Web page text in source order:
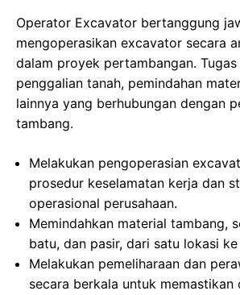
Operator Excavator bertanggung
mengoperasikan excavator secara
dalam proyek pertambangan.
penggalian tanah, pemindahan
lainnya yang berhubungan dengan
tambang.
Melakukan pengoperasian
prosedur keselamatan kerja dan
operasional perusahaan.
Memindahkan material tambang,
batu, dan pasir, dari satu lokasi
Melakukan pemeliharaan dan
secara berkala untuk memastikan